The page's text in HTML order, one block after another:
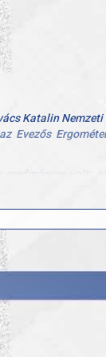
Katalin Nemzeti
Evezős
eredményes volt:
Vanda (U23,
(Tanuló 13,
PR1)
(Felnőtt PR2)